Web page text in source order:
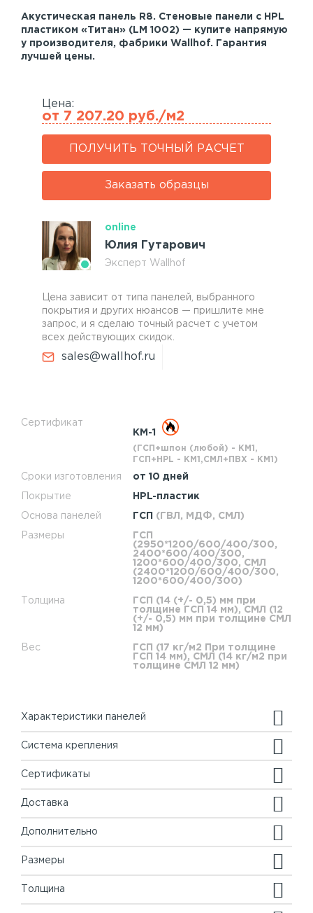
Акустическая панель R8. Стеновые панели с HPL
пластиком «Титан» (LM 1002) — купите напрямую
у производителя, фабрики Wallhof. Гарантия
лучшей цены.
Сертификат
КМ-1
(ГСП+шпон (любой) - КМ1,
ГСП+HPL - КМ1,СМЛ+ПВХ - КМ1)
Сроки изготовления от 10 дней
Покрытие HPL-пластик
Основа панелей ГСП (ГВЛ, МДФ, СМЛ)
Размеры
ГСП
(2950*1200/600/400/300,
2400*600/400/300,
1200*600/400/300, СМЛ
(2400*1200/600/400/300,
1200*600/400/300)
Толщина
ГСП (14 (+/- 0,5) мм при
толщине ГСП 14 мм), СМЛ (12
(+/- 0,5) мм при толщине СМЛ
12 мм)
Вес
ГСП (17 кг/м2 При толщине
ГСП 14 мм), СМЛ (14 кг/м2 при
толщине СМЛ 12 мм)
Цена:
от 7 207.20 руб./м2
ПОЛУЧИТЬ ТОЧНЫЙ РАСЧЕТ
Заказать образцы
online
Юлия Гутарович
Эксперт Wallhof
Цена зависит от типа панелей, выбранного
покрытия и других нюансов — пришлите мне
запрос, и я сделаю точный расчет с учетом
всех действующих скидок.
sales@wallhof.ru
Характеристики панелей
Система крепления
Сертификаты
Доставка
Дополнительно
Размеры
Толщина